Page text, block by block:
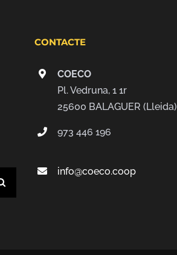
CONTACTE
COECO
Pl. Vedruna, 1 1r
25600 BALAGUER (Lleida)
973 446 196
info@coeco.coop